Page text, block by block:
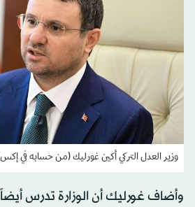
وزير العدل التركي أكين غورليك (من حسابه في
وأضاف غورليك أن الوزارة تدرس